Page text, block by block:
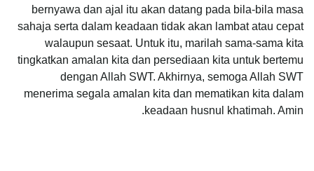
bernyawa dan ajal itu akan datang pada bila-bila masa
sahaja serta dalam keadaan tidak akan lambat atau cepat
walaupun sesaat. Untuk itu, marilah sama-sama kita
tingkatkan amalan kita dan persediaan kita untuk bertemu
dengan Allah SWT. Akhirnya, semoga Allah SWT
menerima segala amalan kita dan mematikan kita dalam
keadaan husnul khatimah. Amin.